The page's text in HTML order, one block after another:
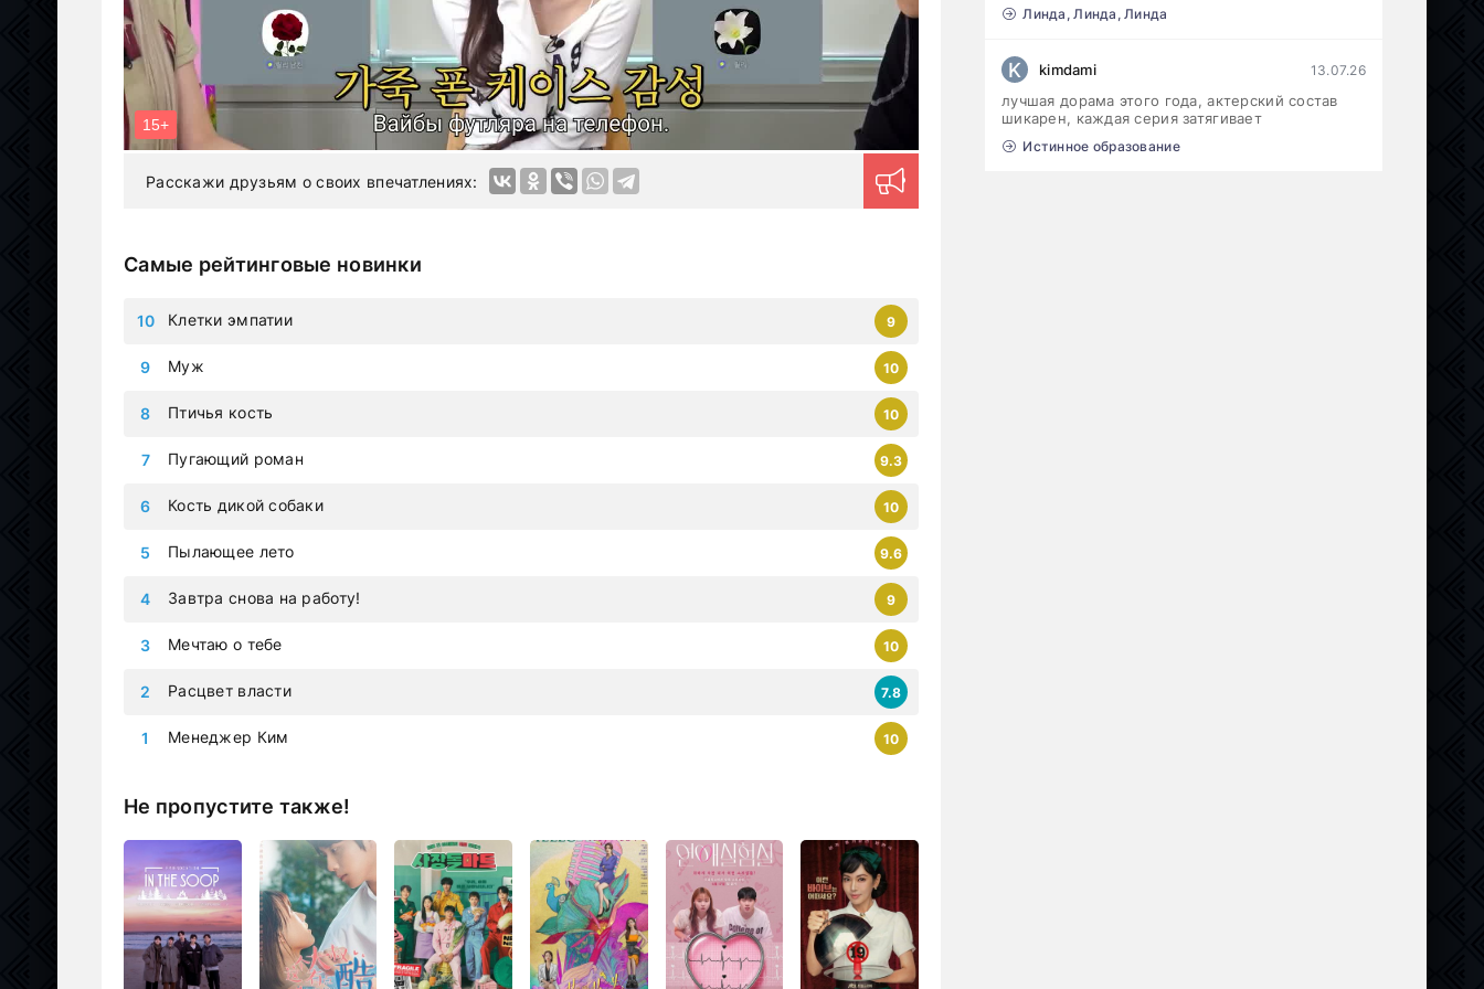
Расскажи друзьям о своих впечатлениях:
Самые рейтинговые новинки
Менеджер Ким 10
Расцвет власти 7.8
Мечтаю о тебе 10
Завтра снова на работу! 9
Пылающее лето 9.6
Кость дикой собаки 10
Пугающий роман 9.3
Птичья кость 10
Муж 10
Клетки эмпатии 9
Не пропустите также!
Линда, Линда, Линда
K kimdami 13.07.26
лучшая дорама этого года, актерский состав
шикарен, каждая серия затягивает
Истинное образование